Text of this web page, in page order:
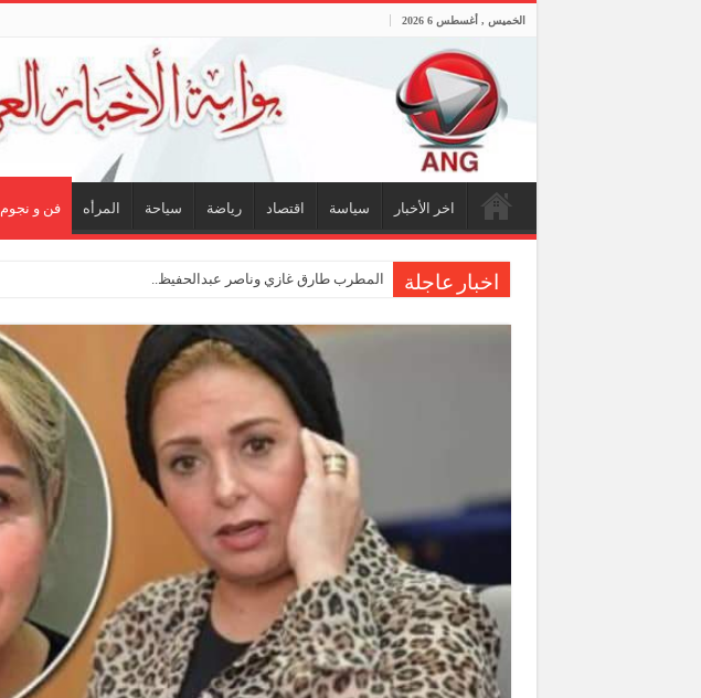
الخميس , أغسطس 6 2026
اخر الأخبار سياسة اقتصاد رياضة سياحة المرأه فن و نجوم
اخبار عاجلة المطرب طارق غازي وناصر عبدالحفيظ.. شراكة فنية ترسم ملامح